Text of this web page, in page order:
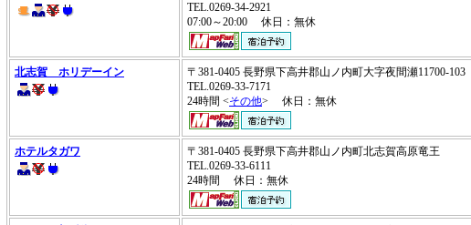
TEL.0269-34-2921
07:00～20:00 休日：無休
北志賀 ホリデーイン
〒381-0405 長野県下高井郡山ノ内町大字夜間瀬11700-103
TEL.0269-33-7171
24時間 <その他> 休日：無休
ホテルタガワ
〒381-0405 長野県下高井郡山ノ内町北志賀高原竜王
TEL.0269-33-6111
24時間 休日：無休